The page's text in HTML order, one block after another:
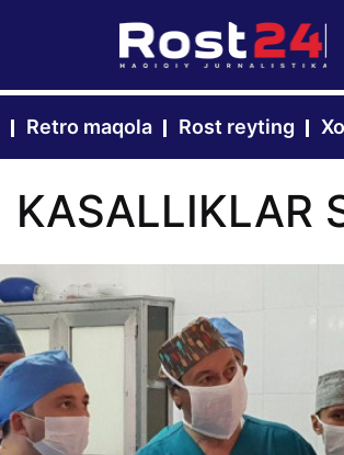
Retro maqola Rost reyting
KASALLIKLAR